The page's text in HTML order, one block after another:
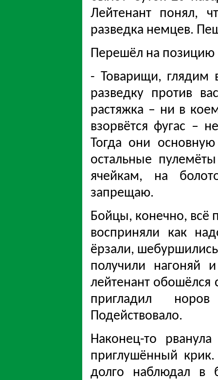
Лейтенант понял,
разведка немцев.
Перешёл на
- Товарищи, глядим
разведку против
растяжка – ни в
взорвётся фугас –
Тогда они
остальные
ячейкам, на
запрещаю.
Бойцы, конечно, всё
восприняли как
ёрзали,
получили нагоняй
лейтенант
пригладил
Подействовало.
Наконец-то
приглушённый
долго наблюдал в